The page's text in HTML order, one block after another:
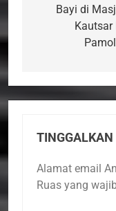
Bayi di
Kautsar
Alamat email
Ruas yang